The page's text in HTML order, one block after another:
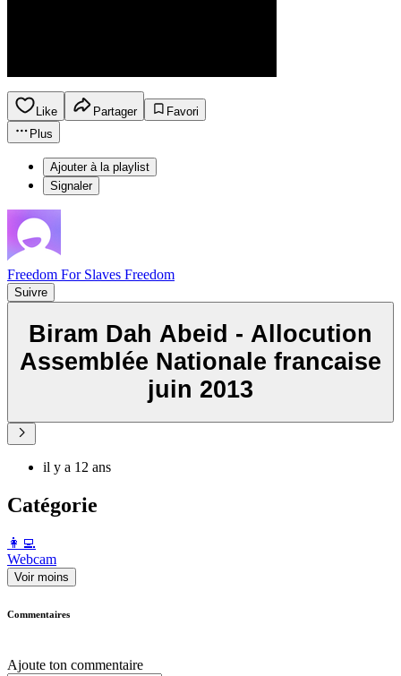
Like Partager
Favori
Plus
Ajouter à la playlist
Signaler
Freedom For Slaves Freedom
Suivre
Biram Dah Abeid - Allocution
Assemblée Nationale francaise
juin 2013
il y a 12 ans
Catégorie
️👩‍💻️
Webcam
Voir moins
Commentaires
Ajoute ton commentaire